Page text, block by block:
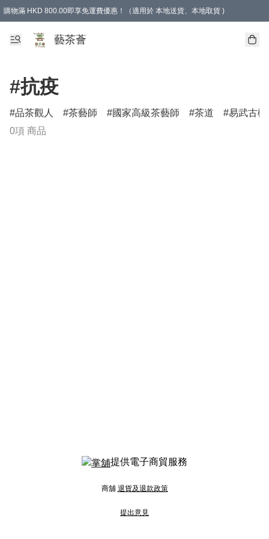
購物滿 HKD 800.00即享免運費優惠！（適用於 本地送貨、本地取貨 )
藝茶薈
#抗疫
品茶觀人 茶藝師 國家高級茶藝師 茶道
易武古樹
0項 商品
提供電子商貿服務
商舖 退貨及退款政策
提出意見